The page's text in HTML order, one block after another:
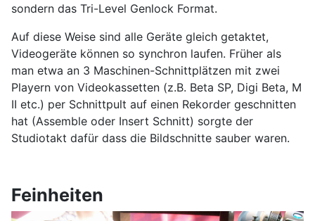
sondern das Tri-Level Genlock Format.
Auf diese Weise sind alle Geräte gleich getaktet,
Videogeräte können so synchron laufen. Früher als
man etwa an 3 Maschinen-Schnittplätzen mit zwei
Playern von Videokassetten (z.B. Beta SP, Digi Beta, M
II etc.) per Schnittpult auf einen Rekorder geschnitten
hat (Assemble oder Insert Schnitt) sorgte der
Studiotakt dafür dass die Bildschnitte sauber waren.
Feinheiten